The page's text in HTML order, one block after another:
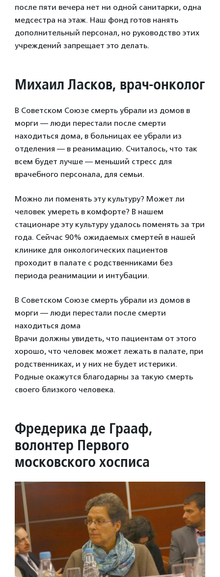
после пяти вечера нет ни одной санитарки, одна
медсестра на этаж. Наш фонд готов нанять
дополнительный персонал, но руководство этих
учреждений запрещает это делать.
Михаил Ласков, врач-онколог
В Советском Союзе смерть убрали из домов в
морги — люди перестали после смерти
находиться дома, в больницах ее убрали из
отделения — в реанимацию. Считалось, что так
всем будет лучше — меньший стресс для
врачебного персонала, для семьи.
Можно ли поменять эту культуру? Может ли
человек умереть в комфорте? В нашем
стационаре эту культуру удалось поменять за три
года. Сейчас 90% ожидаемых смертей в нашей
клинике для онкологических пациентов
проходит в палате с родственниками без
периода реанимации и интубации.
В Советском Союзе смерть убрали из домов в
морги — люди перестали после смерти
находиться дома
Врачи должны увидеть, что пациентам от этого
хорошо, что человек может лежать в палате, при
родственниках, и у них не будет истерики.
Родные окажутся благодарны за такую смерть
своего близкого человека.
Фредерика де Грааф,
волонтер Первого
московского хосписа